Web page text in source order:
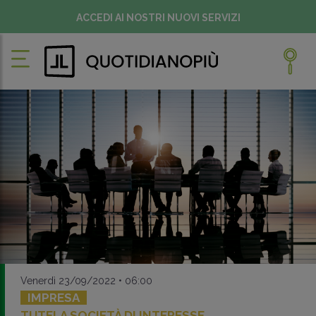
ACCEDI AI NOSTRI NUOVI SERVIZI
Venerdì 23/09/2022 • 06:00
IMPRESA